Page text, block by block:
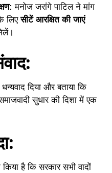
मनोज जरांगे पाटिल ने मांग
लिएसीटें आरक्षित की जाएं
दिया और बताया कि
सुधार की दिशा में एक
है कि सरकार सभी वादों